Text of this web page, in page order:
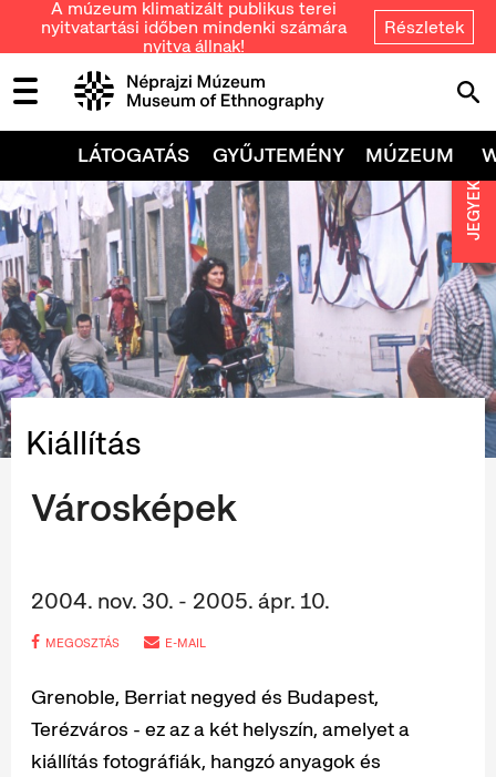
A múzeum klimatizált publikus terei
nyitvatartási időben mindenki számára
nyitva állnak!
Részletek
LÁTOGATÁS GYŰJTEMÉNY MÚZEUM
Kiállítás
Városképek
2004. nov. 30. - 2005. ápr. 10.
MEGOSZTÁS E-MAIL
Grenoble, Berriat negyed és Budapest,
Terézváros - ez az a két helyszín, amelyet a
kiállítás fotográfiák, hangzó anyagok és
JEGYEK